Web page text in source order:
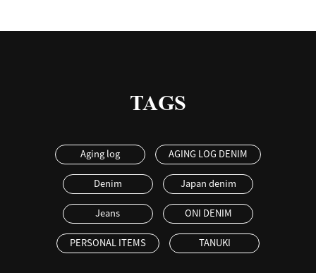
TAGS
Aging log AGING LOG DENIM
Denim Japan denim
Jeans ONI DENIM
PERSONAL ITEMS TANUKI